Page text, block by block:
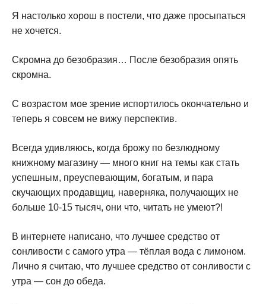
Я настолько хорош в постели, что даже просыпаться
не хочется.
Скромна до безобразия… После безобразия опять
скромна.
С возрастом мое зрение испортилось окончательно и
теперь я совсем не вижу перспектив.
Всегда удивляюсь, когда брожу по безлюдному
книжному магазину — много книг на темы как стать
успешным, преуспевающим, богатым, и пара
скучающих продавщиц, наверняка, получающих не
больше 10-15 тысяч, они что, читать не умеют?!
В интернете написано, что лучшее средство от
сонливости с самого утра — тёплая вода с лимоном.
Лично я считаю, что лучшее средство от сонливости с
утра — сон до обеда.